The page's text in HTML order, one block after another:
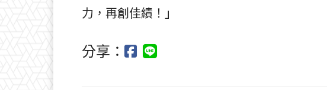
力，再創佳績！」
分享：